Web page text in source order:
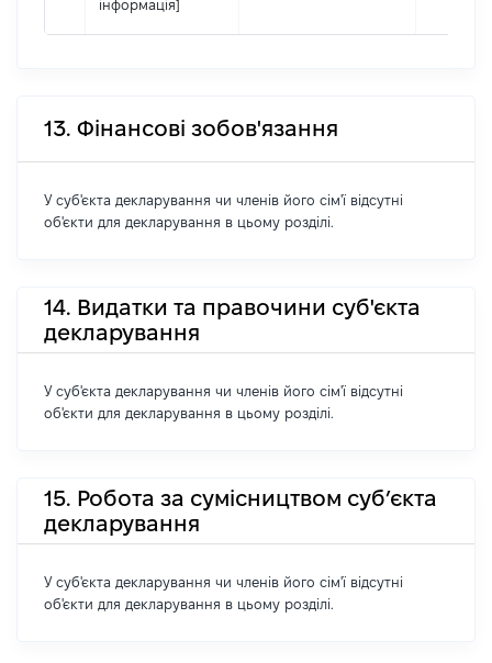
інформація]
13. Фінансові зобов'язання
У суб'єкта декларування чи членів його сім'ї відсутні
об'єкти для декларування в цьому розділі.
14. Видатки та правочини суб'єкта
декларування
У суб'єкта декларування чи членів його сім'ї відсутні
об'єкти для декларування в цьому розділі.
15. Робота за сумісництвом суб’єкта
декларування
У суб'єкта декларування чи членів його сім'ї відсутні
об'єкти для декларування в цьому розділі.